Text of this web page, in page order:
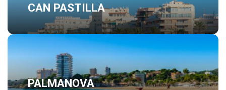
CAN PASTILLA
PALMANOVA